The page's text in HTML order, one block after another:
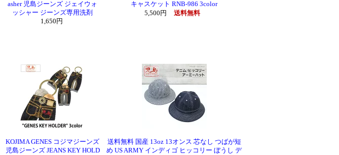
asher 児島ジーンズ ジェイウォ
ッシャー ジーンズ専用洗剤
1,650円
キャスケット RNB-986 3color
5,500円
送料無料
KOJIMA GENES コジマジーンズ
児島ジーンズ JEANS KEY HOLD
送料無料 国産 13oz 13オンス 芯なし つばが短
め US ARMY インディゴ ヒッコリー ぼうし デ